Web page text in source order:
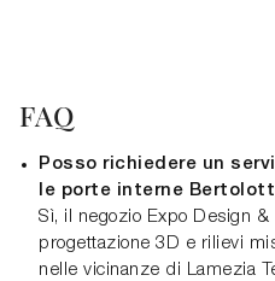
FAQ
Posso richiedere un
le porte interne
Sì, il negozio Expo Design
progettazione 3D e rilievi
nelle vicinanze di Lamezia